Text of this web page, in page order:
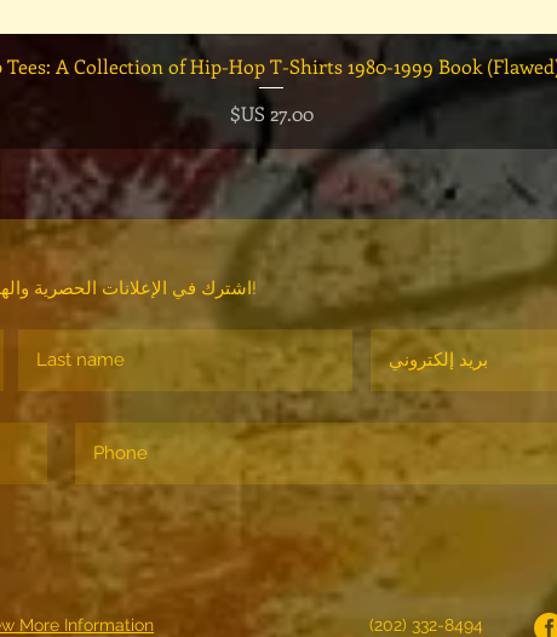
العرض السريع
السعر‏27.00 US$
اشترك في الإعلانات الحصرية والهدايا والمبيعات المسبقة للتذاكر والمزيد!
More Information (202) 332-8494